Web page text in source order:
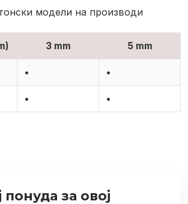
модели на производи
3 mm 5 mm
• •
• •
понуда за овој